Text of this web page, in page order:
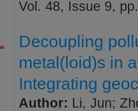
Vol. 48, Issue 9,
Decoupling
metal(loid)s in
Integrating
Author: Li, Jun;